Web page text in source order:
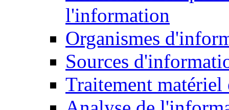
l'information
Organismes
Sources
Traitement matériel